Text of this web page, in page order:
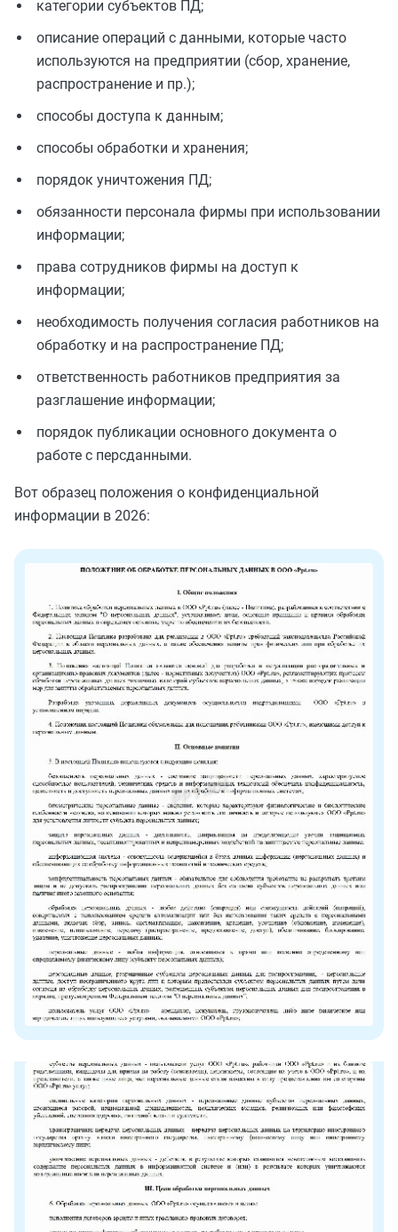
категории субъектов ПД;
описание операций с данными, которые часто
используются на предприятии (сбор, хранение,
распространение и пр.);
способы доступа к данным;
способы обработки и хранения;
порядок уничтожения ПД;
обязанности персонала фирмы при использовании
информации;
права сотрудников фирмы на доступ к
информации;
необходимость получения согласия работников на
обработку и на распространение ПД;
ответственность работников предприятия за
разглашение информации;
порядок публикации основного документа о
работе с персданными.
Вот образец положения о конфиденциальной
информации в 2026: